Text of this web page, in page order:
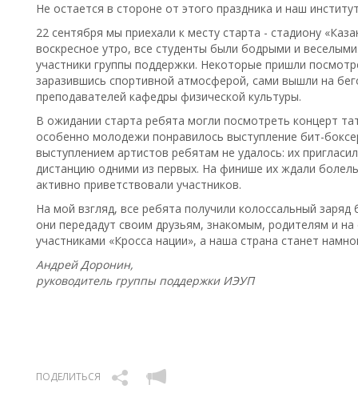
Не остается в стороне от этого праздника и наш
22 сентября мы приехали к месту старта - стадиону
воскресное утро, все студенты были бодрыми и
участники группы поддержки. Некоторые пришли
заразившись спортивной атмосферой, сами вышли на
преподавателей кафедры физической культуры.
В ожидании старта ребята могли посмотреть концерт
особенно молодежи понравилось выступление бит-
выступлением артистов ребятам не удалось: их
дистанцию одними из первых. На финише их ждали
активно приветствовали участников.
На мой взгляд, все ребята получили колоссальный
они передадут своим друзьям, знакомым, родителям и
участниками «Кросса нации», а наша страна станет
Андрей Доронин,
руководитель группы поддержки ИЭУП
ПОДЕЛИТЬСЯ